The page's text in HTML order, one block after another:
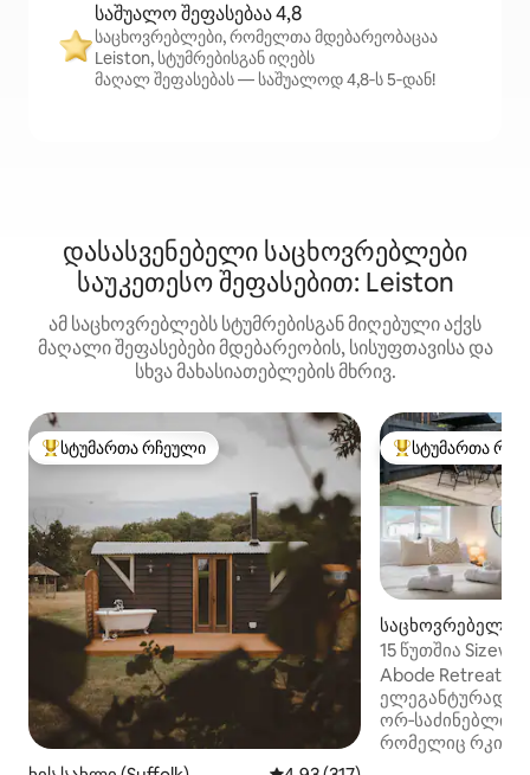
საშუალო შეფასებაა 4,8
საცხოვრებლები, რომელთა მდებარეობაცაა
Leiston, სტუმრებისგან იღებს
მაღალ შეფასებას — საშუალოდ 4,8‑ს 5‑დან!
დასასვენებელი საცხოვრებლები
საუკეთესო შეფასებით: Leiston
ამ საცხოვრებლებს სტუმრებისგან მიღებული აქვს
მაღალი შეფასებები მდებარეობის, სისუფთავისა და
სხვა მახასიათებლების მხრივ.
სტუმართა რჩეული მოწინავე ვარიანტი
სტუმართა რჩეული სტუმართა
სტუმართა
საცხოვრებელი
ემი)
15 წუთშია
შესაფერისია
Abode Retreats
ელეგანტურად
რომელიც